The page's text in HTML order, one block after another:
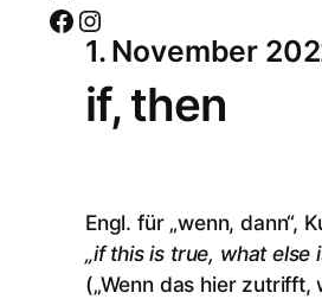
Facebook Instagram
1. November
if, then
Engl. für „wenn, dann“,
„if this is true, what else
(„Wenn das hier zutrifft,